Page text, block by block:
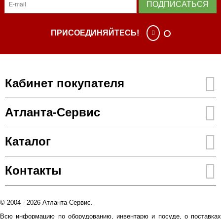
ПОДПИСАТЬСЯ
ПРИСОЕДИНЯЙТЕСЬ!
Кабинет покупателя
Атланта-Сервис
Каталог
Контакты
© 2004 - 2026 Атланта-Сервис.
Всю информацию по оборудованию, инвентарю и посуде, о поставках